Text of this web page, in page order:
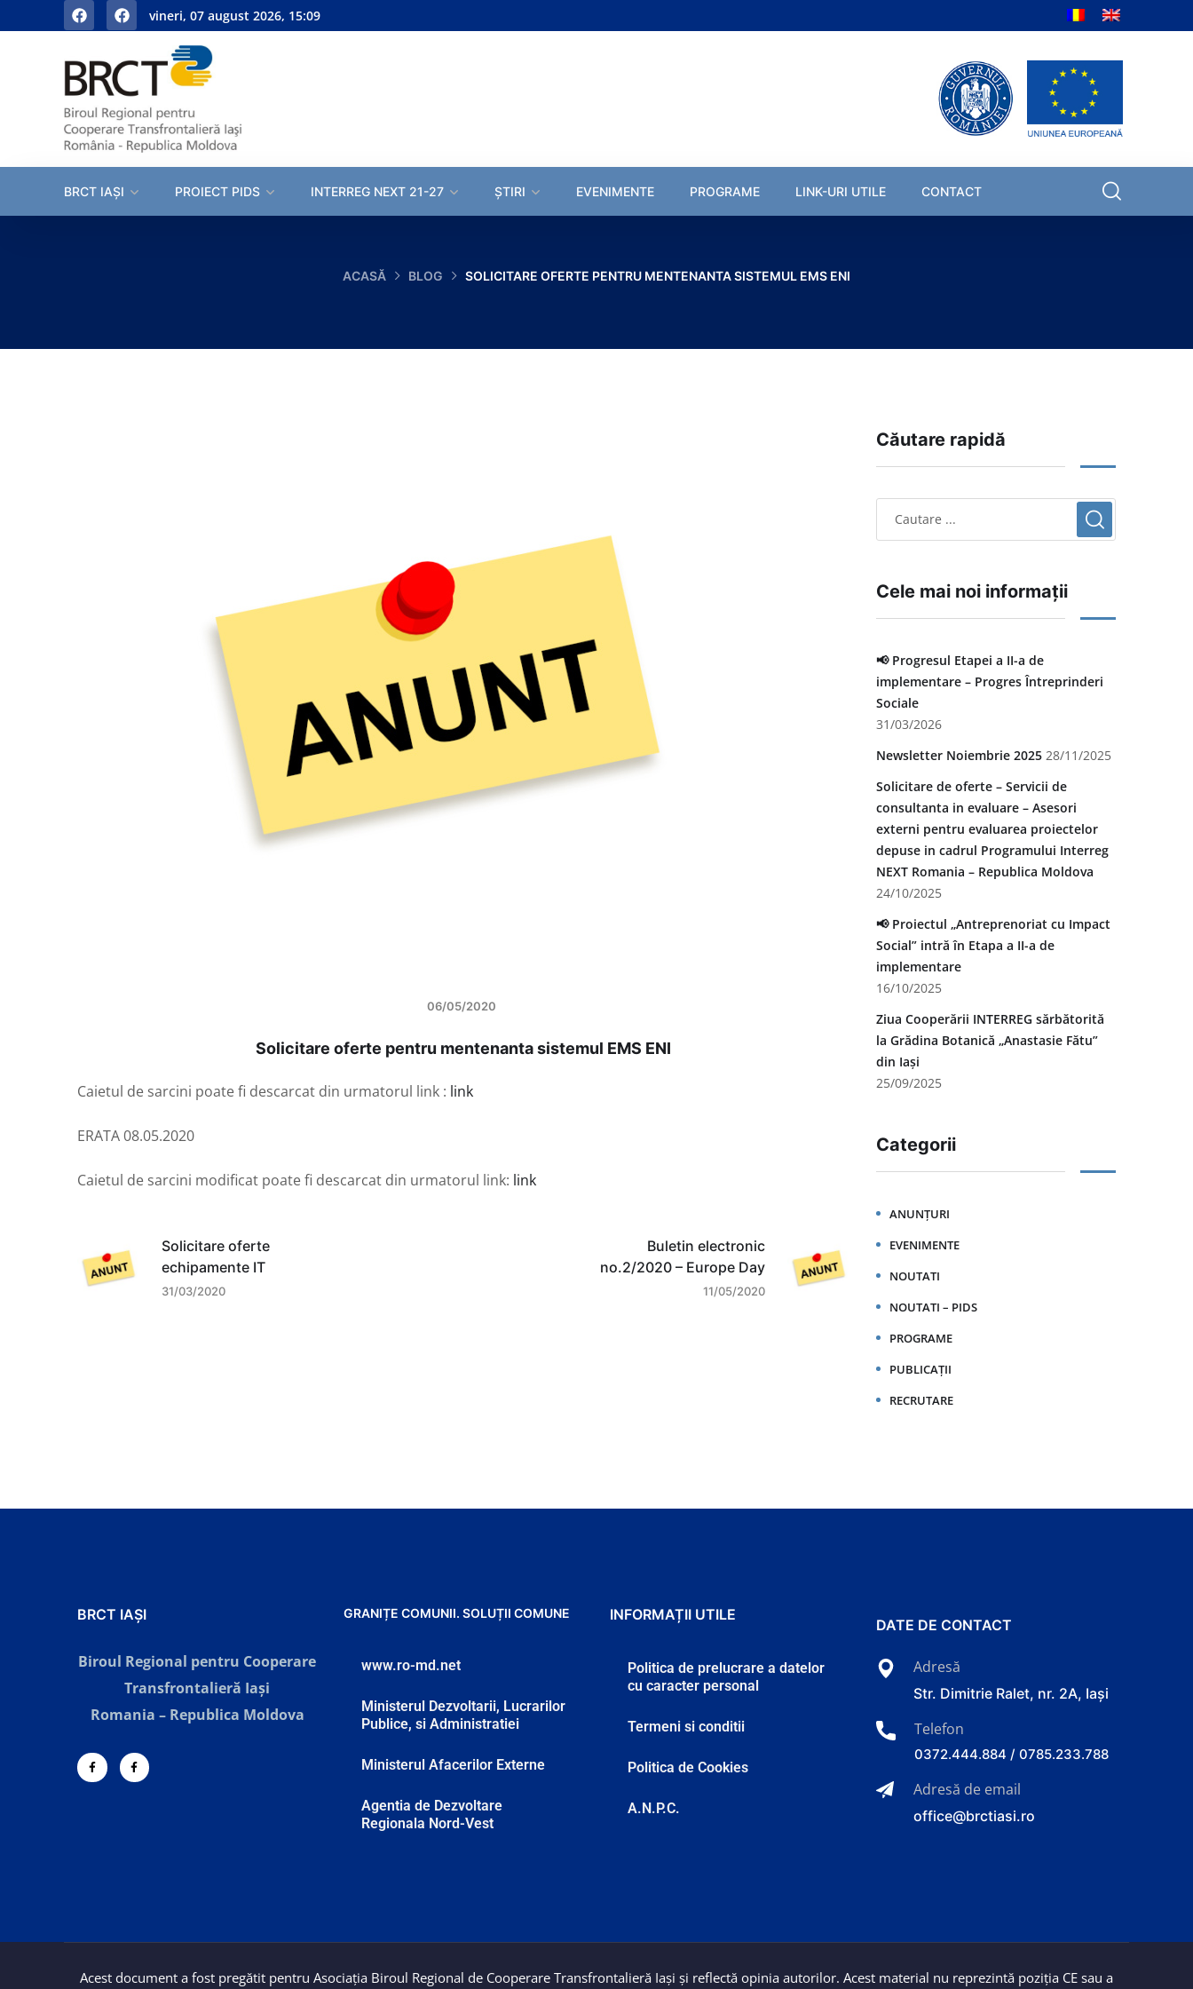
vineri, 07 august 2026, 15:09
BRCT IAȘI PROIECT PIDS INTERREG NEXT 21-27 ȘTIRI EVENIMENTE PROGRAME LINK-URI UTILE CONTACT
ACASĂ BLOG SOLICITARE OFERTE PENTRU MENTENANTA SISTEMUL EMS ENI
06/05/2020
Solicitare oferte pentru mentenanta sistemul EMS ENI
Caietul de sarcini poate fi descarcat din urmatorul link : link
ERATA 08.05.2020
Caietul de sarcini modificat poate fi descarcat din urmatorul link: link
Solicitare oferte
echipamente IT
31/03/2020
Buletin electronic
no.2/2020 – Europe Day
11/05/2020
Căutare rapidă
Cele mai noi informații
📢 Progresul Etapei a II-a de
implementare – Progres Întreprinderi
Sociale
31/03/2026
Newsletter Noiembrie 2025 28/11/2025
Solicitare de oferte – Servicii de
consultanta in evaluare – Asesori
externi pentru evaluarea proiectelor
depuse in cadrul Programului Interreg
NEXT Romania – Republica Moldova
24/10/2025
📢 Proiectul „Antreprenoriat cu Impact
Social” intră în Etapa a II-a de
implementare
16/10/2025
Ziua Cooperării INTERREG sărbătorită
la Grădina Botanică „Anastasie Fătu”
din Iași
25/09/2025
Categorii
ANUNȚURI
EVENIMENTE
NOUTATI
NOUTATI – PIDS
PROGRAME
PUBLICAȚII
RECRUTARE
BRCT IAȘI
Biroul Regional pentru Cooperare
Transfrontalieră Iaşi
Romania – Republica Moldova
GRANIȚE COMUNII. SOLUȚII COMUNE
www.ro-md.net
Ministerul Dezvoltarii, Lucrarilor
Publice, si Administratiei
Ministerul Afacerilor Externe
Agentia de Dezvoltare
Regionala Nord-Vest
INFORMAȚII UTILE
Politica de prelucrare a datelor
cu caracter personal
Termeni si conditii
Politica de Cookies
A.N.P.C.
DATE DE CONTACT
Adresă
Str. Dimitrie Ralet, nr. 2A, Iași
Telefon
0372.444.884 / 0785.233.788
Adresă de email
office@brctiasi.ro
Acest document a fost pregătit pentru Asociația Biroul Regional de Cooperare Transfrontalieră Iași și reflectă opinia autorilor. Acest material nu reprezintă poziția CE sau a